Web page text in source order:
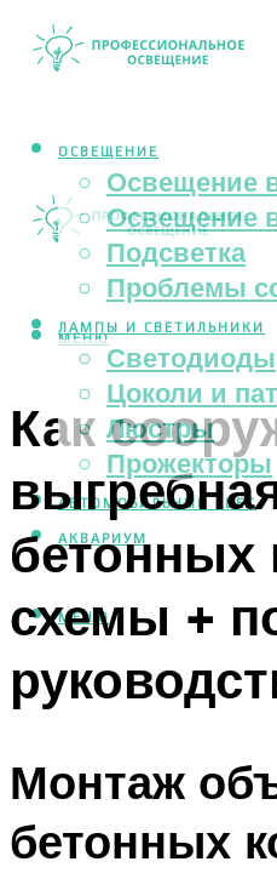
ОСВЕЩЕНИЕ
Освещение
Освещение
Подсветка
Проблемы
ЛАМПЫ И СВЕТИЛЬНИКИ
Светодиоды
Цоколи и
Люстры
Прожекторы
АВТОМОБИЛЬНЫЙ СВЕТ
АКВАРИУМ
МЕНЮ
МЕНЮ
Как
бетонных
схемы +
Монтаж
бетонных